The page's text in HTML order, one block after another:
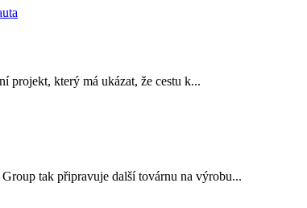
projekt, který má ukázat, že cestu k...
tak připravuje další továrnu na výrobu...